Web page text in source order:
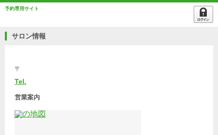
予約専用サイト
サロン情報
〒
Tel.
営業案内